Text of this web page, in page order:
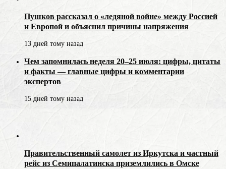
Пушков рассказал о «ледяной войне» между Россией
и Европой и объяснил причины напряжения
13 дней тому назад
Чем запомнилась неделя 20–25 июля: цифры, цитаты
и факты — главные цифры и комментарии
экспертов
15 дней тому назад
Правительственный самолет из Иркутска и частный
рейс из Семипалатинска приземлились в Омске